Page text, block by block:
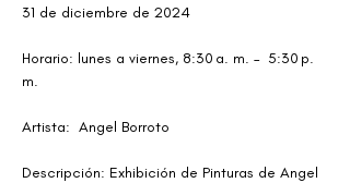
31 de diciembre de 2024
Horario: lunes a viernes, 8:30 a. m. –  5:30 p.
m.
Artista:  Angel Borroto
Descripción: Exhibición de Pinturas de Angel